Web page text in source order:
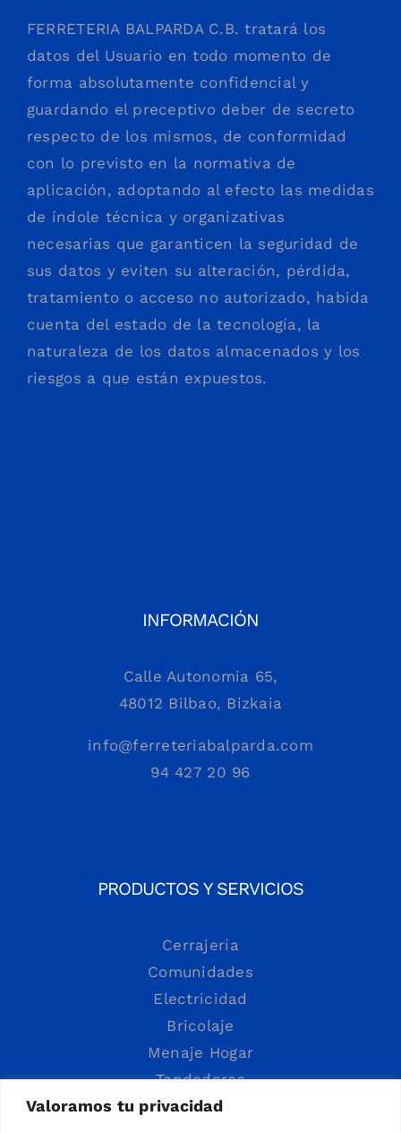
Valoramos tu privacidad
FERRETERIA BALPARDA C.B. tratará los
datos del Usuario en todo momento de
forma absolutamente confidencial y
guardando el preceptivo deber de secreto
respecto de los mismos, de conformidad
con lo previsto en la normativa de
aplicación, adoptando al efecto las medidas
de índole técnica y organizativas
necesarias que garanticen la seguridad de
sus datos y eviten su alteración, pérdida,
tratamiento o acceso no autorizado, habida
cuenta del estado de la tecnología, la
naturaleza de los datos almacenados y los
riesgos a que están expuestos.
INFORMACIÓN
Calle Autonomia 65,
48012 Bilbao, Bizkaia
info@ferreteriabalparda.com
94 427 20 96
PRODUCTOS Y SERVICIOS
Cerrajería
Comunidades
Electricidad
Bricolaje
Menaje Hogar
Tendederos